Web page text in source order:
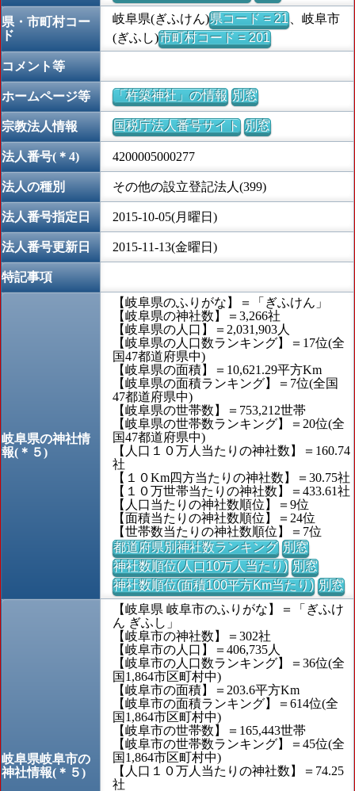
県・市町村コー
ド
岐阜県(ぎふけん)県コード = 21、岐阜市
(ぎふし)市町村コード = 201
コメント等
ホームページ等 「杵築神社」の情報 別窓
宗教法人情報 国税庁法人番号サイト 別窓
法人番号(＊4) 4200005000277
法人の種別 その他の設立登記法人(399)
法人番号指定日 2015-10-05(月曜日)
法人番号更新日 2015-11-13(金曜日)
特記事項
岐阜県の神社情
報(＊５)
【岐阜県のふりがな】＝「ぎふけん」
【岐阜県の神社数】＝3,266社
【岐阜県の人口】＝2,031,903人
【岐阜県の人口数ランキング】＝17位(全
国47都道府県中)
【岐阜県の面積】＝10,621.29平方Km
【岐阜県の面積ランキング】＝7位(全国
47都道府県中)
【岐阜県の世帯数】＝753,212世帯
【岐阜県の世帯数ランキング】＝20位(全
国47都道府県中)
【人口１０万人当たりの神社数】＝160.74
社
【１０Km四方当たりの神社数】＝30.75社
【１０万世帯当たりの神社数】＝433.61社
【人口当たりの神社数順位】＝9位
【面積当たりの神社数順位】＝24位
【世帯数当たりの神社数順位】＝7位
都道府県別神社数ランキング 別窓
神社数順位(人口10万人当たり) 別窓
神社数順位(面積100平方Km当たり) 別窓
岐阜県岐阜市の
神社情報(＊５)
【岐阜県 岐阜市のふりがな】＝「ぎふけ
ん ぎふし」
【岐阜市の神社数】＝302社
【岐阜市の人口】＝406,735人
【岐阜市の人口数ランキング】＝36位(全
国1,864市区町村中)
【岐阜市の面積】＝203.6平方Km
【岐阜市の面積ランキング】＝614位(全
国1,864市区町村中)
【岐阜市の世帯数】＝165,443世帯
【岐阜市の世帯数ランキング】＝45位(全
国1,864市区町村中)
【人口１０万人当たりの神社数】＝74.25
社